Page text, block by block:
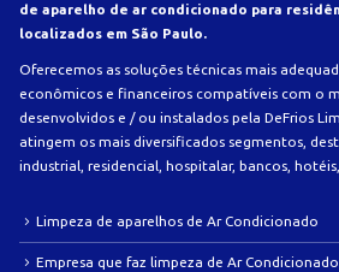
de aparelho de ar condicionado para
localizados em São Paulo.
Oferecemos as soluções técnicas mais
econômicos e financeiros compatíveis com o
desenvolvidos e / ou instalados pela DeFrios
atingem os mais diversificados segmentos,
industrial, residencial, hospitalar, bancos,
Limpeza de aparelhos de Ar Condicionado
Empresa que faz limpeza de Ar